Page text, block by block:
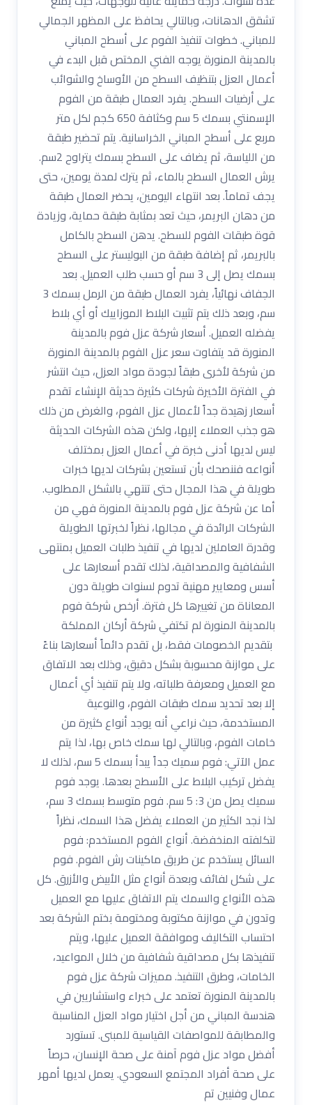
تشقق الدهانات، وبالتالي يحافظ على المظهر الجمالي
للمباني. خطوات تنفيذ الفوم على أسطح المباني
بالمدينة المنورة يوجه الفني المختص قبل البدء في
أعمال العزل بتنظيف السطح من الأوساخ والشوائب
على أرضيات السطح. يفرد العمال طبقة من الفوم
الإسمنتي بسمك 5 سم وكثافة 650 كجم لكل متر
مربع على أسطح المباني الخراسانية. يتم تحضير طبقة
من اللياسة، ثم يضاف على السطح بسمك يتراوح 2سم.
يرش العمال السطح بالماء، ثم يترك لمدة يومين، حتى
يجف تماماً. بعد انتهاء اليومين، يحضر العمال طبقة
من دهان البريمر، حيث تعد بمثابة طبقة حماية، وزيادة
قوة طبقات الفوم للسطح. يدهن السطح بالكامل
بالبريمر، ثم إضافة طبقة من البوليستر على السطح
بسمك يصل إلى 3 سم أو حسب طلب العميل. بعد
الجفاف نهائياً، يفرد العمال طبقة من الرمل بسمك 3
سم، وبعد ذلك يتم تثبيت البلاط الموزاييك أو أي بلاط
يفضله العميل. أسعار شركة عزل فوم بالمدينة
المنورة قد يتفاوت سعر عزل الفوم بالمدينة المنورة
من شركة لأخرى طبقاً لجودة مواد العزل، حيث انتشر
في الفترة الأخيرة شركات كثيرة حديثة الإنشاء تقدم
أسعار زهيدة جداً لأعمال عزل الفوم، والغرض من ذلك
هو جذب العملاء إليها، ولكن هذه الشركات الحديثة
ليس لديها أدنى خبرة في أعمال العزل بمختلف
أنواعه فننصحك بأن تستعين بشركات لديها خبرات
طويلة في هذا المجال حتى تنتهي بالشكل المطلوب.
أما عن شركة عزل فوم بالمدينة المنورة فهي من
الشركات الرائدة في مجالها، نظراً لخبرتها الطويلة
وقدرة العاملين لديها في تنفيذ طلبات العميل بمنتهى
الشفافية والمصداقية، لذلك تقدم أسعارها على
أسس ومعايير مهنية تدوم لسنوات طويلة دون
المعاناة من تغييرها كل فترة. أرخص شركة فوم
بالمدينة المنورة لم تكتفي شركة أركان المملكة
بتقديم الخصومات فقط، بل تقدم دائماً أسعارها بناءً
على موازنة محسوبة بشكل دقيق، وذلك بعد الاتفاق
مع العميل ومعرفة طلباته، ولا يتم تنفيذ أي أعمال
إلا بعد تحديد سمك طبقات الفوم، والنوعية
المستخدمة، حيث نراعي أنه يوجد أنواع كثيرة من
خامات الفوم، وبالتالي لها سمك خاص بها، لذا يتم
عمل الآتي: فوم سميك جداً يبدأ بسمك 5 سم، لذلك لا
يفضل تركيب البلاط على الأسطح بعدها. يوجد فوم
سميك يصل من 3: 5 سم. فوم متوسط بسمك 3 سم،
لذا نجد الكثير من العملاء يفضل هذا السمك، نظراً
لتكلفته المنخفضة. أنواع الفوم المستخدم: فوم
السائل يستخدم عن طريق ماكينات رش الفوم. فوم
على شكل لفائف وبعدة أنواع مثل الأبيض والأزرق. كل
هذه الأنواع والسمك يتم الاتفاق عليها مع العميل
وتدون في موازنة مكتوبة ومختومة بختم الشركة بعد
احتساب التكاليف وموافقة العميل عليها، ويتم
تنفيذها بكل مصداقية شفافية من خلال المواعيد،
الخامات، وطرق التنفيذ. مميزات شركة عزل فوم
بالمدينة المنورة تعتمد على خبراء واستشاريين في
هندسة المباني من أجل اختيار مواد العزل المناسبة
والمطابقة للمواصفات القياسية للمبنى. تستورد
أفضل مواد عزل فوم آمنة على صحة الإنسان، حرصاً
على صحة أفراد المجتمع السعودي. يعمل لديها أمهر
عمال وفنيين تم